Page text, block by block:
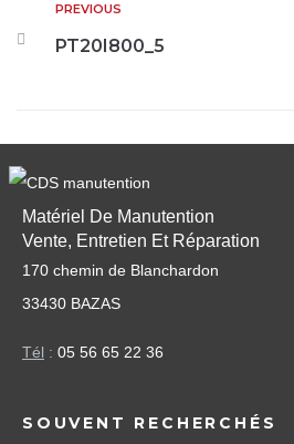
PREVIOUS
PT20I800_5
Matériel De Manutention
Vente, Entretien Et Réparation
170 chemin de Blanchardon
33430 BAZAS
Tél : 05 56 65 22 36
SOUVENT RECHERCHÉS